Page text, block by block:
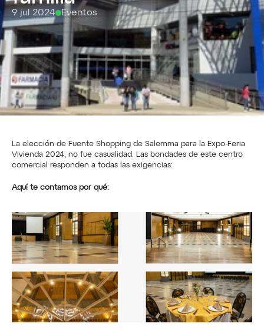
9 jul 2024 Eventos
La elección de Fuente Shopping de Salemma para la Expo-Feria
Vivienda 2024, no fue casualidad. Las bondades de este centro
comercial responden a todas las exigencias:
Aquí te contamos por qué: